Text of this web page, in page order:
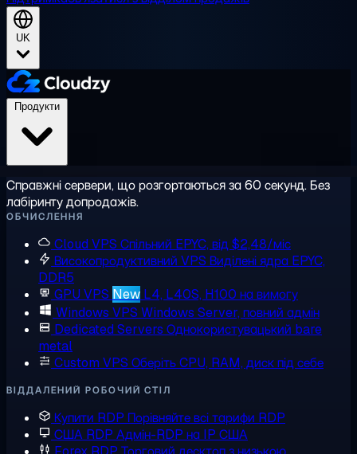
UK
Справжні сервери, що розгортаються за 60 секунд. Без
лабіринту допродажів.
ОБЧИСЛЕННЯ
Cloud VPS Спільний EPYC, від $2,48/міс
Високопродуктивний VPS Виділені ядра EPYC,
DDR5
GPU VPS New L4, L40S, H100 на вимогу
Windows VPS Windows Server, повний адмін
Dedicated Servers Однокористувацький bare
metal
Custom VPS Оберіть CPU, RAM, диск під себе
ВІДДАЛЕНИЙ РОБОЧИЙ СТІЛ
Купити RDP Порівняйте всі тарифи RDP
США RDP Адмін-RDP на IP США